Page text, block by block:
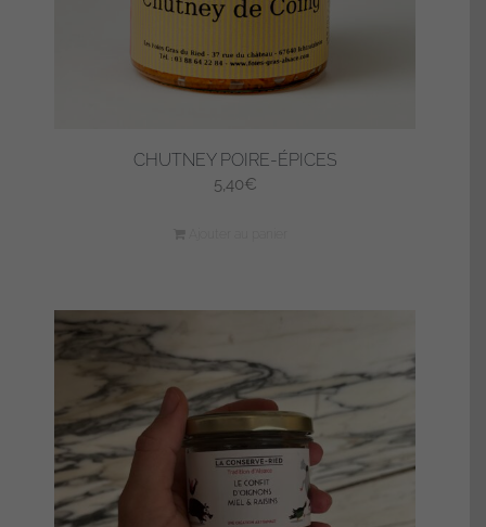
CHUTNEY POIRE-ÉPICES
5,40€